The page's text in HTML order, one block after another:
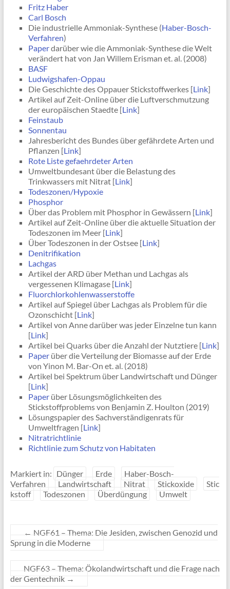
Fritz Haber
Carl Bosch
Die industrielle Ammoniak-Synthese (Haber-Bosch-
Verfahren)
Paperdarüber wie die Ammoniak-Synthese die Welt
verändert hat von Jan Willem Erisman et. al. (2008)
BASF
Ludwigshafen-Oppau
Die Geschichte des Oppauer Stickstoffwerkes [Link]
Artikel auf Zeit-Online über die Luftverschmutzung
der europäischen Staedte [Link]
Feinstaub
Sonnentau
Jahresbericht des Bundes über gefährdete Arten und
Pflanzen [Link]
Rote Liste gefaehrdeter Arten
Umweltbundesant über die Belastung des
Trinkwassers mit Nitrat [Link]
Todeszonen/Hypoxie
Phosphor
Über das Problem mit Phosphor in Gewässern [Link]
Artikel auf Zeit-Online über die aktuelle Situation der
Todeszonen im Meer [Link]
Über Todeszonen in der Ostsee [Link]
Denitrifikation
Lachgas
Artikel der ARD über Methan und Lachgas als
vergessenen Klimagase [Link]
Fluorchlorkohlenwasserstoffe
Artikel auf Spiegel über Lachgas als Problem für die
Ozonschicht [Link]
Artikel von Anne darüber was jeder Einzelne tun kann
[Link]
Artikel bei Quarks über die Anzahl der Nutztiere [Link]
Paperüber die Verteilung der Biomasse auf der Erde
von Yinon M. Bar-On et. al. (2018)
Artikel bei Spektrum über Landwirtschaft und Dünger
[Link]
Paperüber Lösungsmöglichkeiten des
Stickstoffproblems von Benjamin Z. Houlton (2019)
Lösungspapier des Sachverständigenrats für
Umweltfragen [Link]
Nitratrichtlinie
Richtlinie zum Schutz von Habitaten
Markiert in: Dünger Erde
Haber-Bosch-
Verfahren
Landwirtschaft Nitrat Stickoxide
Stic
kstoff
Todeszonen Überdüngung Umwelt
← NGF61 – Thema: Die Jesiden, zwischen Genozid und
Sprung in die Moderne
NGF63 – Thema: Ökolandwirtschaft und die Frage nach
der Gentechnik →